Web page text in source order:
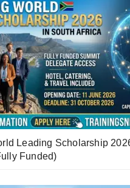
Leading Scholarship
Funded)